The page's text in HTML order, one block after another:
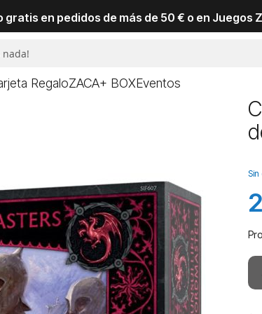
gratis en pedidos de más de 50 € o en Juegos
RegaloZACA+ BOXEventos